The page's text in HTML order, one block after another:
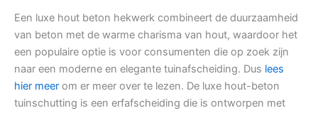
Een luxe hout beton hekwerk combineert de duurzaamheid
van beton met de warme charisma van hout, waardoor het
een populaire optie is voor consumenten die op zoek zijn
naar een moderne en elegante tuinafscheiding. Dus lees
hier meer om er meer over te lezen. De luxe hout-beton
tuinschutting is een erfafscheiding die is ontworpen met